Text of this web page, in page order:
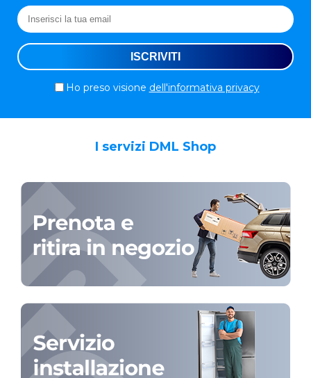
Ho preso visione dell'informativa privacy
I servizi DML Shop